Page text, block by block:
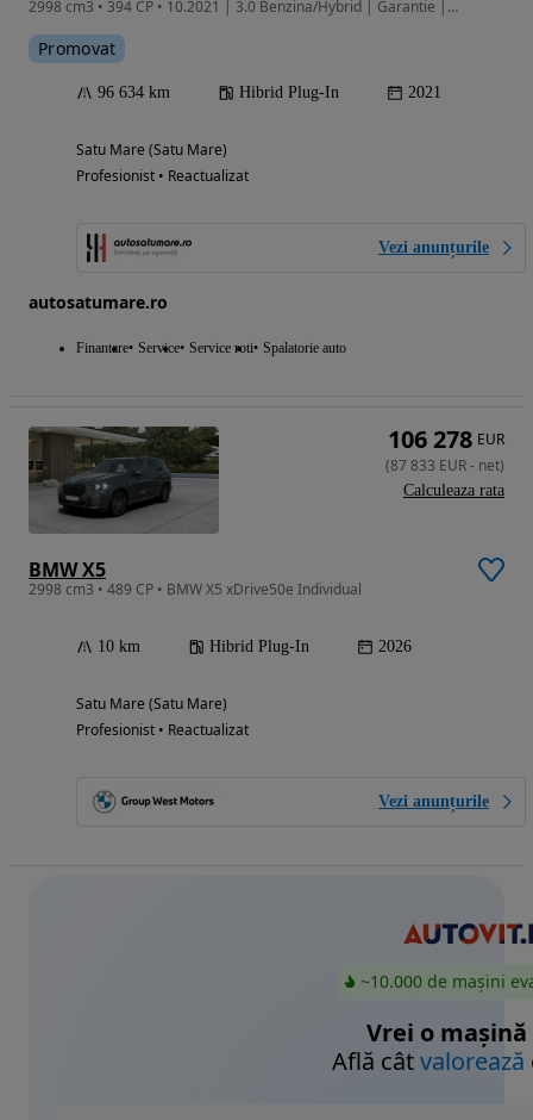
2998 cm3 • 394 CP • 10.2021 | 3.0 Benzina/Hybrid | Garantie | Finantare | Istoric BMW |
Promovat
96 634 km Hibrid Plug-In 2021
Satu Mare (Satu Mare)
Profesionist • Reactualizat
Vezi anunțurile
autosatumare.ro
Finantare Service Service roti Spalatorie auto
BMW X5
2998 cm3 • 489 CP • BMW X5 xDrive50e Individual
10 km Hibrid Plug-In 2026
Satu Mare (Satu Mare)
Profesionist • Reactualizat
Vezi anunțurile
106 278 EUR
(87 833 EUR- net)
Calculeaza rata
~10.000 de mașini
Vrei o mașină
Află câtvalorează